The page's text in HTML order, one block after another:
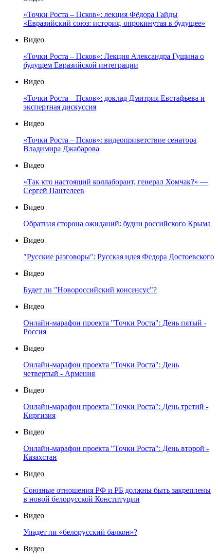
«Точки Роста – Псков»: лекция Фёдора Гайды
«Евразийский союз: история, опрокинутая в будущее»
Видео
«Точки Роста – Псков»: Лекция Александра Гущина о
будущем Евразийской интеграции
Видео
«Точки Роста – Псков»: доклад Дмитрия Евстафьева и
экспертная дискуссия
Видео
«Точки Роста – Псков»: видеоприветствие сенатора
Владимира Джабарова
Видео
«Так кто настоящий коллаборант, генерал Хомчак?» —
Сергей Пантелеев
Видео
Обратная сторона ожиданий: будни российского Крыма
Видео
"Русские разговоры": Русская идея Федора Достоевского
Видео
Будет ли "Новороссийский консенсус"?
Видео
Онлайн-марафон проекта "Точки Роста": День пятый -
Россия
Видео
Онлайн-марафон проекта "Точки Роста": День
четвертый - Армения
Видео
Онлайн-марафон проекта "Точки Роста": День третий -
Киргизия
Видео
Онлайн-марафон проекта "Точки Роста": День второй -
Казахстан
Видео
Союзные отношения РФ и РБ должны быть закреплены
в новой белорусской Конституции
Видео
Упадет ли «белорусский балкон»?
Видео